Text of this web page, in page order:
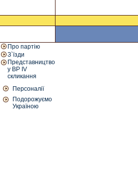
Про партію
З`їзди
Представництво
у ВР IV
скликання
Персоналії
Подорожуємо
Україною